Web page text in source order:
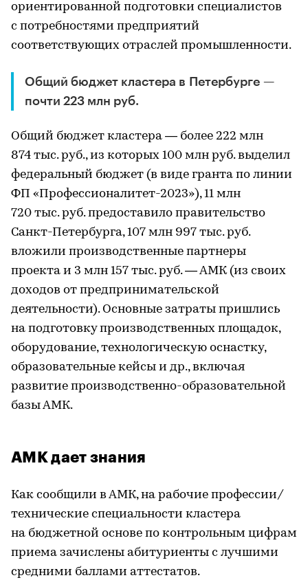
ориентированной подготовки специалистов
с потребностями предприятий
соответствующих отраслей промышленности.
Общий бюджет кластера в Петербурге —
почти 223 млн руб.
Общий бюджет кластера — более 222 млн
874 тыс. руб., из которых 100 млн руб. выделил
федеральный бюджет (в виде гранта по линии
ФП «Профессионалитет-2023»), 11 млн
720 тыс. руб. предоставило правительство
Санкт-Петербурга, 107 млн 997 тыс. руб.
вложили производственные партнеры
проекта и 3 млн 157 тыс. руб. — АМК (из своих
доходов от предпринимательской
деятельности). Основные затраты пришлись
на подготовку производственных площадок,
оборудование, технологическую оснастку,
образовательные кейсы и др., включая
развитие производственно-образовательной
базы АМК.
АМК дает знания
Как сообщили в АМК, на рабочие профессии/
технические специальности кластера
на бюджетной основе по контрольным цифрам
приема зачислены абитуриенты с лучшими
средними баллами аттестатов.